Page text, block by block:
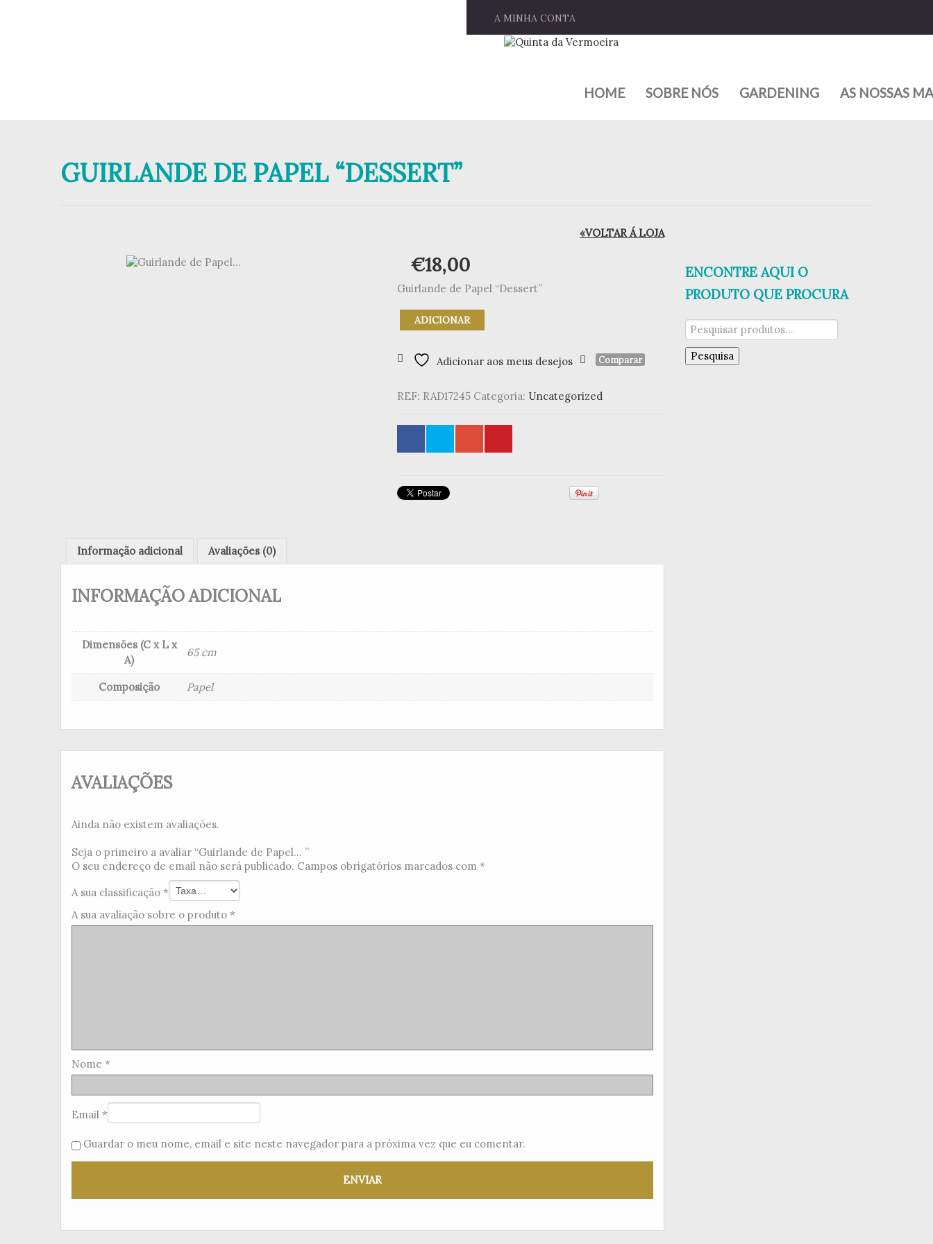
A MINHA CONTA
HOME SOBRE NÓS GARDENING AS NOSSAS
GUIRLANDE DE PAPEL “DESSERT”
«VOLTAR Á LOJA
€18,00
Guirlande de Papel “Dessert”
Quantidade
de
de
ADICIONAR
Adicionar aos meus desejos Comparar
REF: RAD17245 Categoria: Uncategorized
Informação adicional Avaliações (0)
INFORMAÇÃO ADICIONAL
Dimensões (C x L x
A)
65 cm
Composição Papel
AVALIAÇÕES
Ainda não existem avaliações.
Seja o primeiro a avaliar “Guirlande de Papel... ”
O seu endereço de email não será publicado. Campos obrigatórios marcados com *
A sua classificação *
A sua avaliação sobre o produto *
Nome *
Email *
Guardar o meu nome, email e site neste navegador para a próxima vez que eu comentar.
ENCONTRE AQUI O
PRODUTO QUE PROCURA
Pesquisar
por:
Pesquisa